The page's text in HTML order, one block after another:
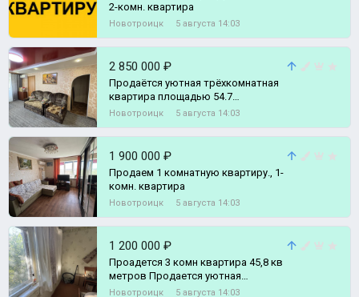
2-комн. квартира
Новотроицк 5 августа 14:03
2 850 000 ₽
Продаётся уютная трёхкомнатная
квартира площадью 54.7
квадратных метров,
комн. квартира
Новотроицк 5 августа 14:03
1 900 000 ₽
Продаем 1 комнатную квартиру., 1-
комн. квартира
Новотроицк 5 августа 14:03
1 200 000 ₽
Проадется 3 комн квартира 45,8 кв
метров Продается уютная
трехкомнатная квартира
Новотроицк 5 августа 14:03